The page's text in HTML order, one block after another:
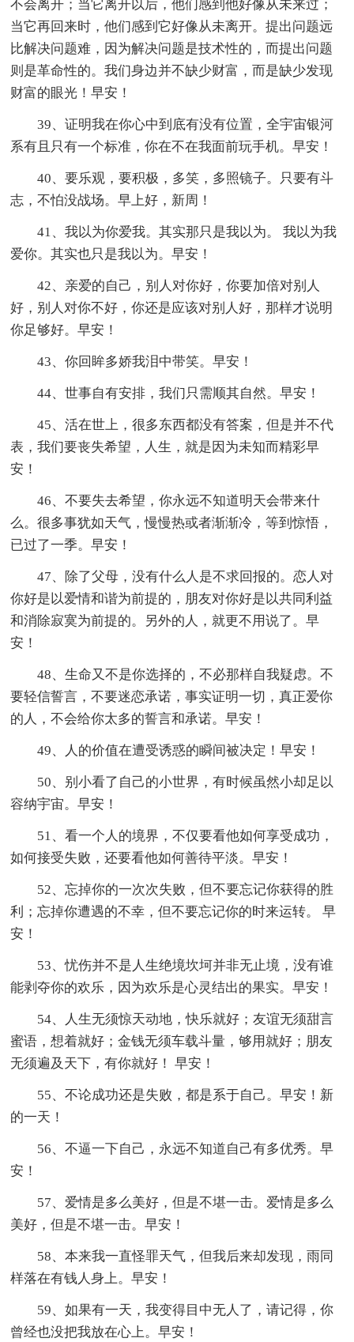
不会离开；当它离开以后，他们感到他好像从未来过；
当它再回来时，他们感到它好像从未离开。提出问题远
比解决问题难，因为解决问题是技术性的，而提出问题
则是革命性的。我们身边并不缺少财富，而是缺少发现
财富的眼光！早安！
39、证明我在你心中到底有没有位置，全宇宙银河
系有且只有一个标准，你在不在我面前玩手机。早安！
40、要乐观，要积极，多笑，多照镜子。只要有斗
志，不怕没战场。早上好，新周！
41、我以为你爱我。其实那只是我以为。 我以为我
爱你。其实也只是我以为。早安！
42、亲爱的自己，别人对你好，你要加倍对别人
好，别人对你不好，你还是应该对别人好，那样才说明
你足够好。早安！
43、你回眸多娇我泪中带笑。早安！
44、世事自有安排，我们只需顺其自然。早安！
45、活在世上，很多东西都没有答案，但是并不代
表，我们要丧失希望，人生，就是因为未知而精彩早
安！
46、不要失去希望，你永远不知道明天会带来什
么。很多事犹如天气，慢慢热或者渐渐冷，等到惊悟，
已过了一季。早安！
47、除了父母，没有什么人是不求回报的。恋人对
你好是以爱情和谐为前提的，朋友对你好是以共同利益
和消除寂寞为前提的。另外的人，就更不用说了。早
安！
48、生命又不是你选择的，不必那样自我疑虑。不
要轻信誓言，不要迷恋承诺，事实证明一切，真正爱你
的人，不会给你太多的誓言和承诺。早安！
49、人的价值在遭受诱惑的瞬间被决定！早安！
50、别小看了自己的小世界，有时候虽然小却足以
容纳宇宙。早安！
51、看一个人的境界，不仅要看他如何享受成功，
如何接受失败，还要看他如何善待平淡。早安！
52、忘掉你的一次次失败，但不要忘记你获得的胜
利；忘掉你遭遇的不幸，但不要忘记你的时来运转。 早
安！
53、忧伤并不是人生绝境坎坷并非无止境，没有谁
能剥夺你的欢乐，因为欢乐是心灵结出的果实。早安！
54、人生无须惊天动地，快乐就好；友谊无须甜言
蜜语，想着就好；金钱无须车载斗量，够用就好；朋友
无须遍及天下，有你就好！ 早安！
55、不论成功还是失败，都是系于自己。早安！新
的一天！
56、不逼一下自己，永远不知道自己有多优秀。早
安！
57、爱情是多么美好，但是不堪一击。爱情是多么
美好，但是不堪一击。早安！
58、本来我一直怪罪天气，但我后来却发现，雨同
样落在有钱人身上。早安！
59、如果有一天，我变得目中无人了，请记得，你
曾经也没把我放在心上。早安！